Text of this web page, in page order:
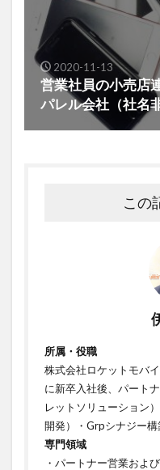
2020-11-13
営業社員の小売店
パレル会社（社
この
所属・役職
株式会社ロケットモバ
に新卒入社後、パート
レットソリューション
開発）・Grpシナジー
専門領域
・パートナー営業およ